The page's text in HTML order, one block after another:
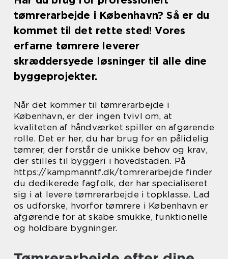
tømrerarbejde i København? Så er du
kommet til det rette sted! Vores
erfarne tømrere leverer
skræddersyede løsninger til alle dine
byggeprojekter.
Når det kommer til tømrerarbejde i
København, er der ingen tvivl om, at
kvaliteten af ​​håndværket spiller en afgørende
rolle. Det er her, du har brug for en pålidelig
tømrer, der forstår de unikke behov og krav,
der stilles til byggeri i hovedstaden. På
https://kampmanntf.dk/tomrerarbejde finder
du dedikerede fagfolk, der har specialiseret
sig i at levere tømrerarbejde i topklasse. Lad
os udforske, hvorfor tømrere i København er
afgørende for at skabe smukke, funktionelle
og holdbare bygninger.